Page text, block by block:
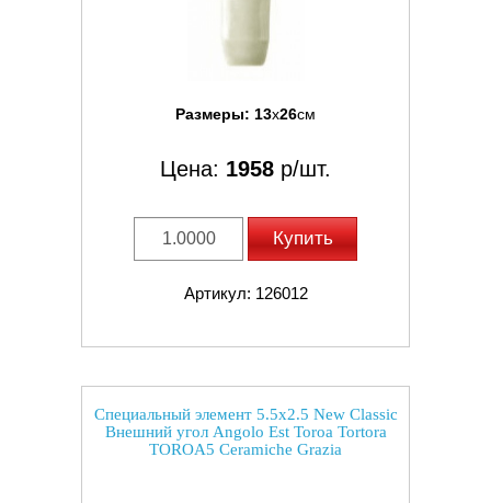
Размеры: 13x26см
Цена: 1958 р/шт.
Купить
Артикул: 126012
Специальный элемент 5.5x2.5 New Classic
Внешний угол Angolo Est Toroa Tortora
TOROA5 Ceramiche Grazia